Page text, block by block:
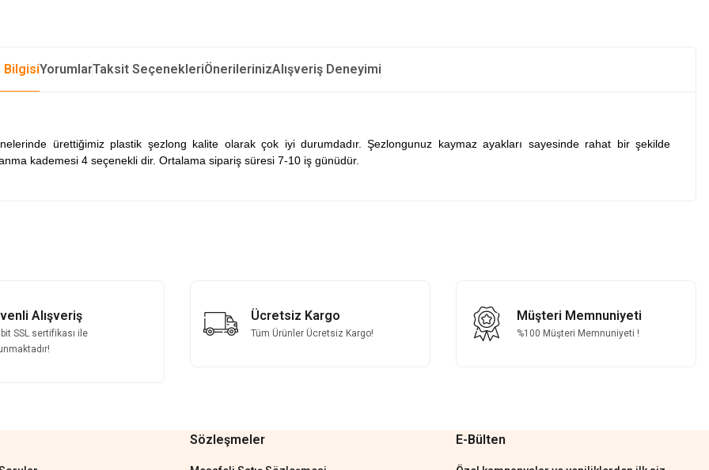
BilgisiYorumlarTaksit SeçenekleriÖnerilerinizAlışveriş Deneyimi
ürettiğimiz plastik şezlong kalite olarak çok iyi durumdadır. Şezlongunuz kaymaz ayakları sayesinde rahat bir şekilde
kademesi 4 seçenekli dir. Ortalama sipariş süresi 7-10 iş günüdür.
Alışveriş
SSL sertifikası ile
Ücretsiz Kargo
Tüm Ürünler Ücretsiz Kargo!
Müşteri Memnuniyeti
%100 Müşteri Memnuniyeti !
Sözleşmeler E-Bülten